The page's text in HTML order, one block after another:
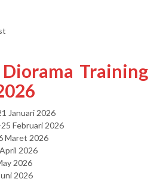
Training
Januari 2026
Februari 2026
Maret 2026
2026
2026
2026